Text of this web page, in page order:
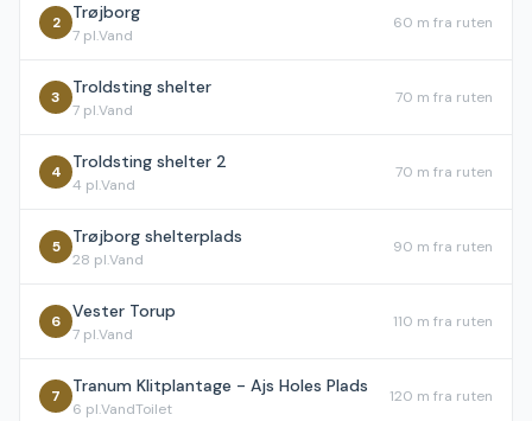
2 Trøjborg
7 pl.Vand
60 m fra ruten
3 Troldsting shelter
7 pl.Vand
70 m fra ruten
4 Troldsting shelter 2
4 pl.Vand
70 m fra ruten
5 Trøjborg shelterplads
28 pl.Vand
90 m fra ruten
6 Vester Torup
7 pl.Vand
110 m fra ruten
7 Tranum Klitplantage - Ajs Holes Plads
6 pl.VandToilet
120 m fra ruten